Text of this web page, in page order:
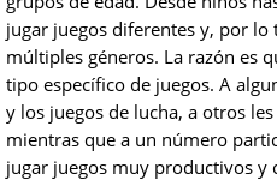
jugar juegos diferentes y, por lo
múltiples géneros. La razón es
tipo específico de juegos. A
y los juegos de lucha, a otros
mientras que a un número
jugar juegos muy productivos y